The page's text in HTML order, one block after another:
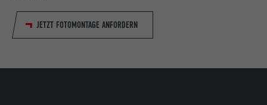
JETZT FOTOMONTAGE ANFORDERN